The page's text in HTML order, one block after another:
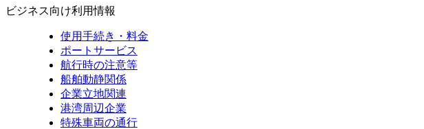
ビジネス向け利用情報
使用手続き・料金
ポートサービス
航行時の注意等
船舶動静関係
企業立地関連
港湾周辺企業
特殊車両の通行